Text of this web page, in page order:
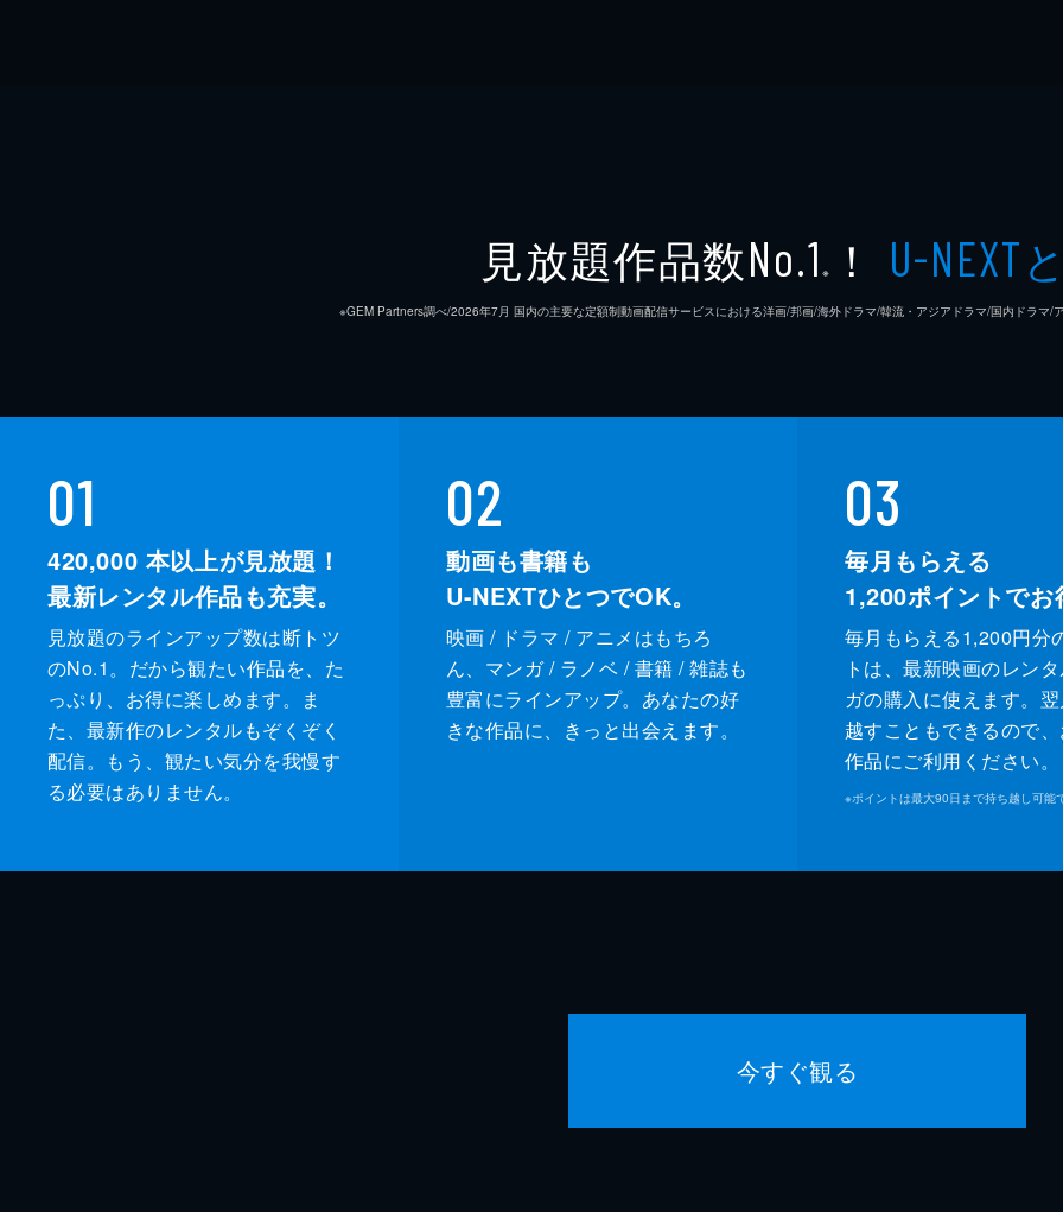
見放題作品数No.1 ※ ！ U-NEXT
※GEM Partners調べ/2026年7⽉ 国内の主要な定額制動画配信サービスにおける洋画/邦画/海外ドラマ/韓流・アジアドラマ/国内ドラマ/
01
420,000 本以上が見放題！
最新レンタル作品も充実。
見放題のラインアップ数は断トツ
のNo.1。だから観たい作品を、た
っぷり、お得に楽しめます。ま
た、最新作のレンタルもぞくぞく
配信。もう、観たい気分を我慢す
る必要はありません。
02
動画も書籍も
U-NEXTひとつでOK。
映画 / ドラマ / アニメはもちろ
ん、マンガ / ラノベ / 書籍 / 雑誌も
豊富にラインアップ。あなたの好
きな作品に、きっと出会えます。
03
毎月もらえる
1,200ポイントでお
毎月もらえる1,200円分
トは、最新映画のレン
ガの購入に使えます。
越すこともできるので
作品にご利用ください。
※ポイントは最大90日まで持ち越し可能
今すぐ観る